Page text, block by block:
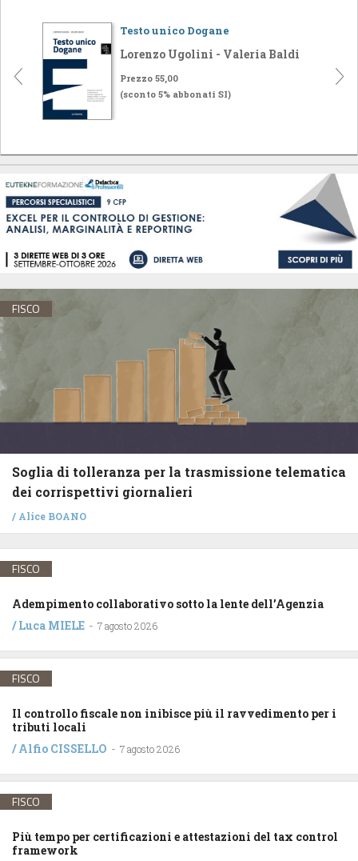
Testo unico Dogane
Lorenzo Ugolini - Valeria Baldi
Prezzo 55,00
(sconto 5% abbonati SI)
FISCO
Soglia di tolleranza per la trasmissione telematica
dei corrispettivi giornalieri
/ Alice BOANO
FISCO
Adempimento collaborativo sotto la lente dell’Agenzia
/Luca MIELE - 7 agosto 2026
FISCO
Il controllo fiscale non inibisce più il ravvedimento per i
tributi locali
/Alfio CISSELLO - 7 agosto 2026
FISCO
Più tempo per certificazioni e attestazioni del tax control
framework